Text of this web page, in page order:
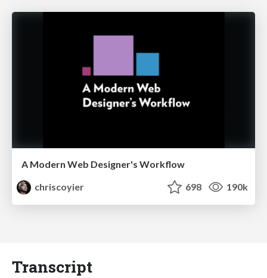
A Modern Web Designer's Workflow
chriscoyier
698 190k
Transcript